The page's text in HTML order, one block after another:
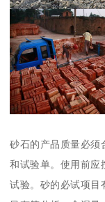
砂石的产品质量必须
和试验单。使用前应
试验。砂的必试项目